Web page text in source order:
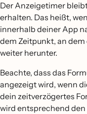
Der Anzeigetimer
erhalten. Das heißt,
innerhalb deiner App
dem Zeitpunkt, an
weiter herunter.
Beachte, dass das
angezeigt wird, wenn
dein zeitverzögertes
wird entsprechend